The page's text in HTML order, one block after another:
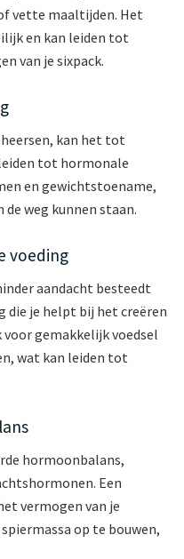
vette maaltijden. Het
en kan leiden tot
van je sixpack.
kan het tot
tot hormonale
en gewichtstoename,
weg kunnen staan.
voeding
aandacht besteedt
die je helpt bij het creëren
gemakkelijk voedsel
wat kan leiden tot
hormoonbalans,
Een
vermogen van je
op te bouwen,